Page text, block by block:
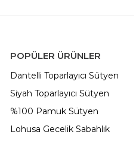
POPÜLER ÜRÜNLER
Dantelli Toparlayıcı Sütyen
Siyah Toparlayıcı Sütyen
%100 Pamuk Sütyen
Lohusa Gecelik Sabahlık